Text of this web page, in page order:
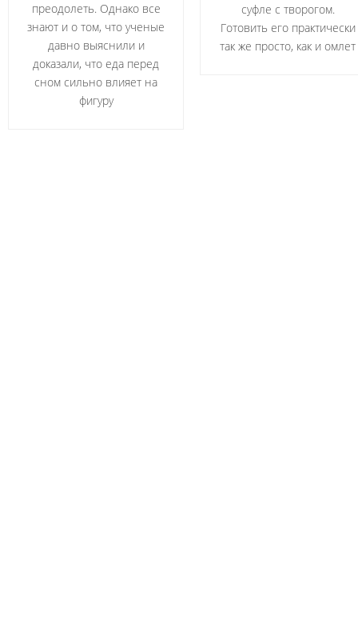
преодолеть. Однако все
знают и о том, что ученые
давно выяснили и
доказали, что еда перед
сном сильно влияет на
фигуру
суфле с творогом.
Готовить его практически
так же просто, как и омлет